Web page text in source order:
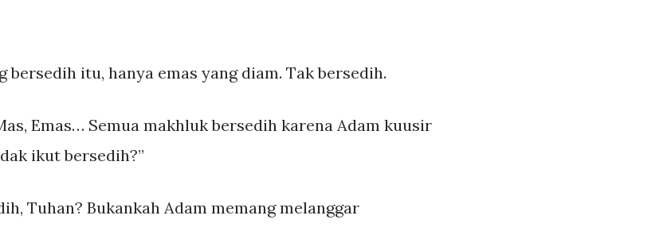
bersedih itu, hanya emas yang diam. Tak bersedih.
Emas… Semua makhluk bersedih karena Adam kuusir
ikut bersedih?”
Tuhan? Bukankah Adam memang melanggar